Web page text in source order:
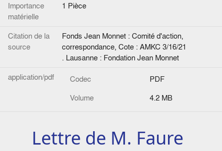
Importance
matérielle
1 Pièce
Citation de la
source
Fonds Jean Monnet : Comité d'action,
correspondance, Cote : AMKC 3/16/21
. Lausanne : Fondation Jean Monnet
application/pdf
Codec
PDF
Volume
4.2 MB
Lettre de M. Faure